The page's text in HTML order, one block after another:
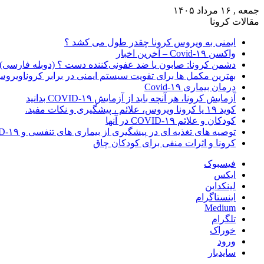
جمعه , ۱۶ مرداد ۱۴۰۵
مقالات کرونا
ایمنی به ویروس کرونا چقدر طول می کشد ؟
واکسن Covid-۱۹ – آخرین اخبار
دشمن کرونا: صابون یا ضد عفونی‌کننده دست ؟ (دوبله فارسی)
بهترین مکمل ها برای تقویت سیستم ایمنی در برابر
درمان بیماری Covid-۱۹
آزمایش کرونا، هر آنچه باید از آزمایش COVID-۱۹ بدانید
کوید ۱۹ یا کرونا ویروس، علائم ، پیشگیری و نکات مفید.
کودکان و علائم COVID-۱۹ در آنها
توصیه های تغذیه ای در پیشگیری از بیماری های تنفسی و COVID-۱۹
کرونا و اثرات منفی برای کودکان چاق
فیسبوک
ایکس
لینکداین
اینستاگرام
Medium
تلگرام
خوراک
ورود
سایدبار